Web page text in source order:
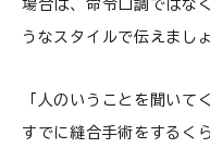
場合は、命令口調ではな
うなスタイルで伝えまし
「人のいうことを聞いて
すでに縫合手術をするく